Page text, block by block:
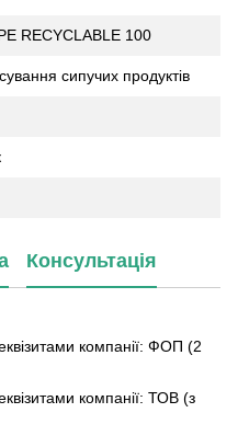
RECYCLABLE 100
сипучих продуктів
Консультація
компанії: ФОП (2
компанії: ТОВ (з